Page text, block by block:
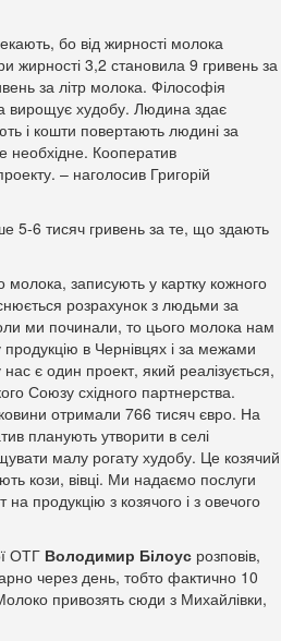
бо від жирності молока
жирності 3,2 становила 9 гривень за
за літр молока. Філософія
вирощує худобу. Людина здає
і кошти повертають людині за
необхідне. Кооператив
– наголосив Григорій
5-6 тисяч гривень за те, що здають
молока, записують у картку кожного
розрахунок з людьми за
ми починали, то цього молока нам
в Чернівцях і за межами
є один проект, який реалізується,
Союзу східного партнерства.
отримали 766 тисяч євро. На
планують утворити в селі
малу рогату худобу. Це козячий
кози, вівці. Ми надаємо послуги
продукцію з козячого і з овечого
ОТГ Володимир Білоус розповів,
через день, тобто фактично 10
привозять сюди з Михайлівки,